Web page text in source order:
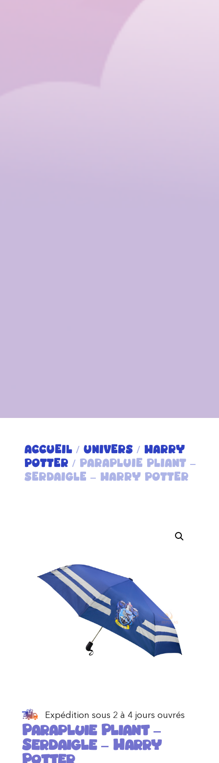
ACCUEIL/ UNIVERS/ HARRY
POTTER / PARAPLUIE PLIANT –
SERDAIGLE – HARRY POTTER
Expédition sous 2 à 4 jours ouvrés
Parapluie Pliant –
Serdaigle – Harry
Potter